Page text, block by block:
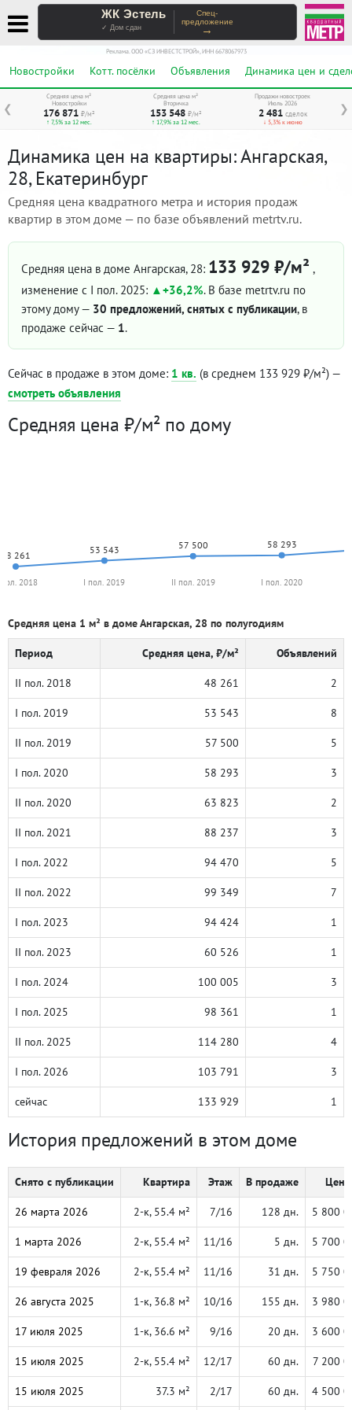
ЖК Эстель
✓ Дом сдан
Спец-
предложение
→
Реклама. ООО «СЗ ИНВЕСТСТРОЙ», ИНН 6678067973
Новостройки Котт. посёлки Объявления Динамика цен и
❮ ❯
Средняя цена м²
Новостройки
176 871 ₽/м²
↑ 7,5% за 12 мес.
Средняя цена м²
Вторичка
153 548 ₽/м²
↑ 17,9% за 12 мес.
Продажи новостроек
Июль 2026
2 481 сделок
↓ 5,3% к июню
Динамика цен на квартиры: Ангарская,
28, Екатеринбург
Средняя цена квадратного метра и история продаж
квартир в этом доме — по базе объявлений metrtv.ru.
Средняя цена в доме Ангарская, 28: 133 929 ₽/м² ,
изменение с I пол. 2025:
+36,2%. В базе metrtv.ru по
этому дому — 30 предложений, снятых с публикации, в
продаже сейчас — 1.
Сейчас в продаже в этом доме: 1 кв. (в среднем 133 929 ₽/м²) —
смотреть объявления
Средняя цена ₽/м² по дому
48 261 53 543 57 500 58 293
2018 I пол. 2019 II пол. 2019 I пол. 2020
Средняя цена 1 м² в доме Ангарская, 28 по полугодиям
Период Средняя цена, ₽/м² Объявлений
II пол. 2018 48 261 2
I пол. 2019 53 543 8
II пол. 2019 57 500 5
I пол. 2020 58 293 3
II пол. 2020 63 823 2
II пол. 2021 88 237 3
I пол. 2022 94 470 5
II пол. 2022 99 349 7
I пол. 2023 94 424 1
II пол. 2023 60 526 1
I пол. 2024 100 005 3
I пол. 2025 98 361 1
II пол. 2025 114 280 4
I пол. 2026 103 791 3
сейчас 133 929 1
История предложений в этом доме
Снято с публикации Квартира Этаж В продаже
26 марта 2026 2-к, 55.4 м² 7/16 128 дн. 5 800
1 марта 2026 2-к, 55.4 м² 11/16 5 дн. 5 700
19 февраля 2026 2-к, 55.4 м² 11/16 31 дн. 5 750
26 августа 2025 1-к, 36.8 м² 10/16 155 дн. 3 980
17 июля 2025 1-к, 36.6 м² 9/16 20 дн. 3 600
15 июля 2025 2-к, 55.4 м² 12/17 60 дн. 7 200
15 июля 2025 37.3 м² 2/17 60 дн. 4 500